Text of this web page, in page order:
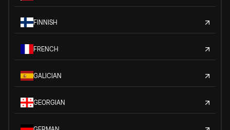
FINNISH
FRENCH
GALICIAN
GEORGIAN